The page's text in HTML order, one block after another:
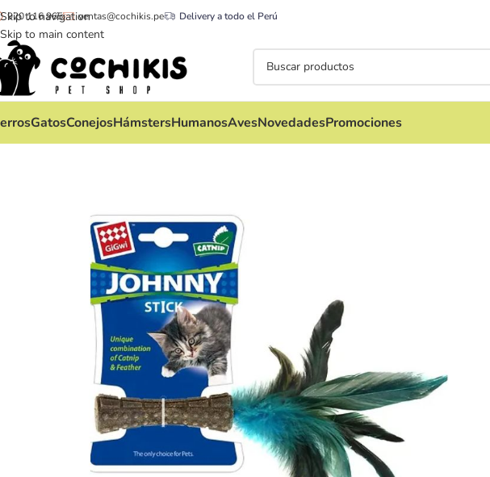
Skip to navigation
Skip to main content
920 116 965 ventas@cochikis.pe Delivery a todo el Perú
GatosConejosHámstersHumanosAvesNovedadesPromociones